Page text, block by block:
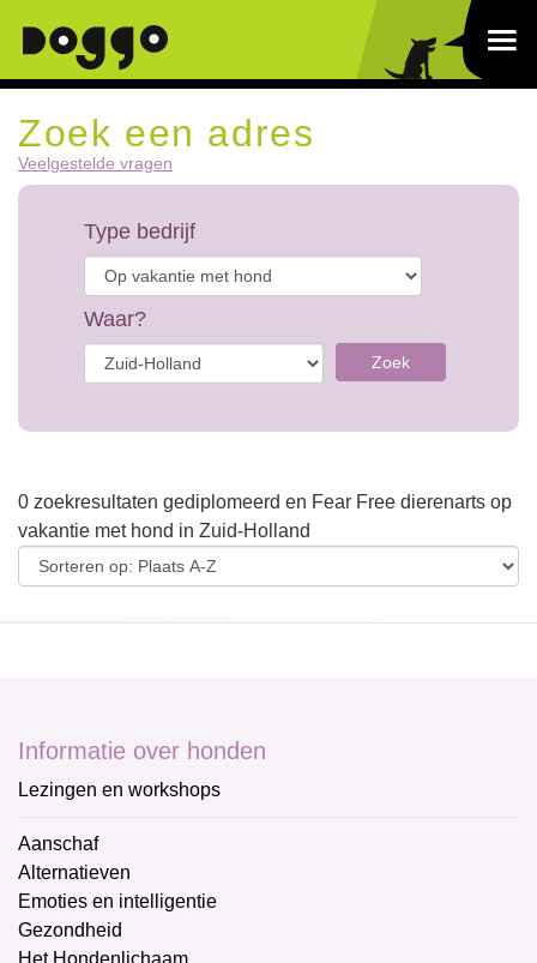
Zoek een adres
Veelgestelde vragen
Type bedrijf
Waar?
Zoek
0 zoekresultaten gediplomeerd en Fear Free dierenarts op
vakantie met hond in Zuid-Holland
Informatie over honden
Lezingen en workshops
Aanschaf
Alternatieven
Emoties en intelligentie
Gezondheid
Het Hondenlichaam